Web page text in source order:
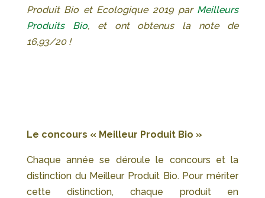
Produit Bio et Ecologique 2019 par Meilleurs
Produits Bio, et ont obtenus la note de
16,93/20 !
Le concours « Meilleur Produit Bio »
Chaque année se déroule le concours et la
distinction du Meilleur Produit Bio. Pour mériter
cette distinction, chaque produit en